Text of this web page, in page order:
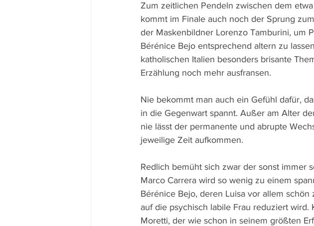
Zum zeitlichen Pendeln zwischen dem
kommt im Finale auch noch der Sprung
der Maskenbildner Lorenzo Tamburini, um
Bérénice Bejo entsprechend altern zu
katholischen Italien besonders brisante
Erzählung noch mehr ausfransen.
Nie bekommt man auch ein Gefühl dafür,
in die Gegenwart spannt. Außer am Alter
nie lässt der permanente und abrupte
jeweilige Zeit aufkommen.
Redlich bemüht sich zwar der sonst immer
Marco Carrera wird so wenig zu einem
Bérénice Bejo, deren Luisa vor allem
auf die psychisch labile Frau reduziert
Moretti, der wie schon in seinem größten